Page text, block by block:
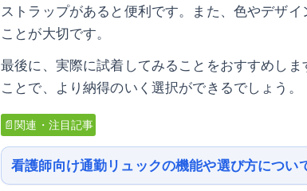
ストラップがあると便利です。また、色やデザ
ことが大切です。
最後に、実際に試着してみることをおすすめし
ことで、より納得のいく選択ができるでしょう。
📄関連・注目記事
看護師向け通勤リュックの機能や選び方につい